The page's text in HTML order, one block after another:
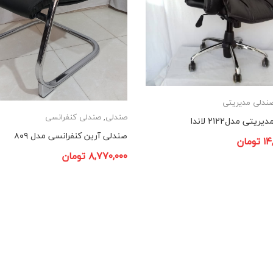
صندلی,صندلی کنفرانسی
صندلی آرین کنفرانسی مدل ۸۰۹
۸,۷۷۰,۰۰۰تومان
مدیریتی
مدل۲۱۲۲ لاندا
تومان